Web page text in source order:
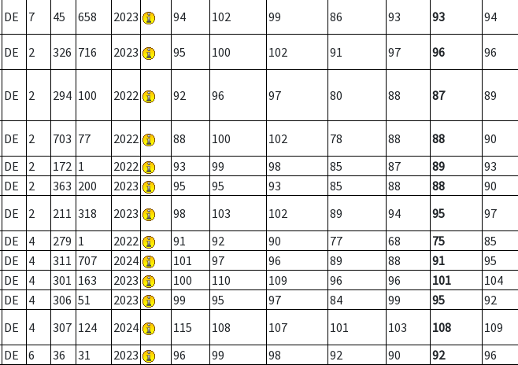
DE 7 45 658 2023 94 102 99 86 93 93 94
DE 2 326 716 2023 95 100 102 91 97 96 96
DE 2 294 100 2022 92 96 97 80 88 87 89
DE 2 703 77 2022 88 100 102 78 88 88
90
DE 2 172 1 2022 93 99 98 85 87 89
93
DE 2 363 200 2023 95 95 93 85 88 88
90
DE 2 211 318 2023 98 103 102 89 94 95
97
DE 4 279 1 2022 91 92 90 77 68 75
85
DE 4 311 707 2024 101 97 96 89 88 91
95
DE 4 301 163 2023 100 110 109 96 96 101
104
DE 4 306 51 2023 99 95 97 84 99 95
92
DE 4 307 124 2024 115 108 107 101 103 108
109
DE 6 36 31 2023 96 99 98 92 90 92
96